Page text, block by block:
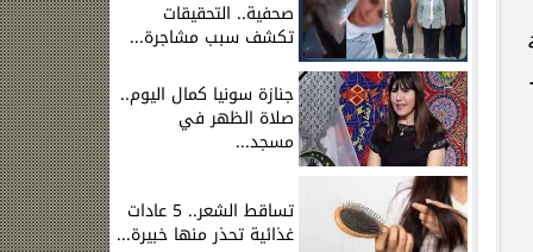
صحفية.. التحقيقات
تكشف سبب مشاجرة...
جنازة سونيا كمال اليوم..
صلاة الظهر في
مسجد...
تساقط الشعر.. 5 عادات
غذائية تحذر منها خبيرة...